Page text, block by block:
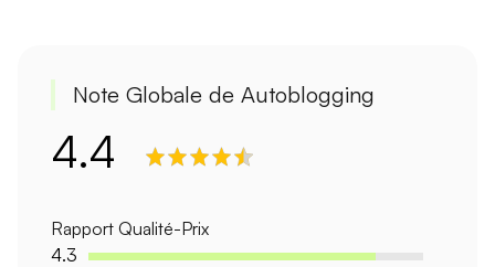
Note Globale de Autoblogging
4.4
Rapport Qualité-Prix
4.3